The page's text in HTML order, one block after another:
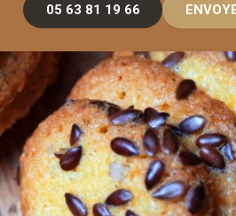
05 63 81 19 66